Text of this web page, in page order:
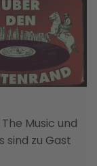
Die
Das
ein
werden.
07. AUGUST
und viel
Music und
sind zu Gast